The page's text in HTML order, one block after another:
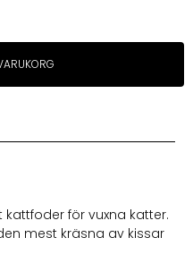
för vuxna katter.
mest kräsna av kissar